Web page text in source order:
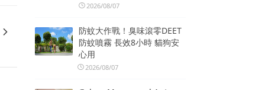
2026/08/07
防蚊大作戰！臭味滾零DEET
防蚊噴霧 長效8小時 貓狗安
心用
2026/08/07